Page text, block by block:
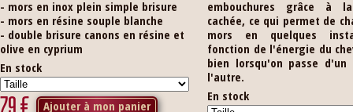
- mors en inox plein simple brisure
- mors en résine souple blanche
- double brisure canons en résine et
olive en cyprium
En stock
79€ Ajouter à mon panier
embouchures grâce à
cachée, ce qui permet de
mors en quelques
fonction de l'énergie du
bien lorsqu'on passe d'un
l'autre.
En stock